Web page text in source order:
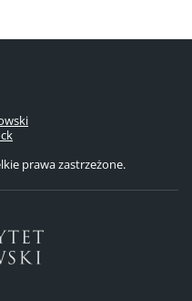
prawa zastrzeżone.